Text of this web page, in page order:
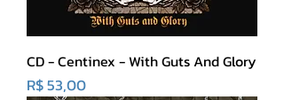
CD - Centinex - With Guts And Glory
Preço
R$ 53,00